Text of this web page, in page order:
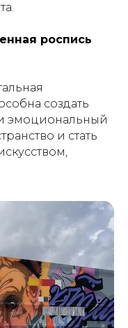
роспись
создать
эмоциональный
и стать